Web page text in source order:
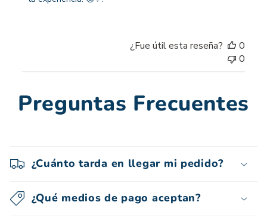
sobre
¿Fue útil esta reseña?
0
0
Preguntas Frecuentes
¿Cuánto tarda en llegar mi pedido?
¿Qué medios de pago aceptan?